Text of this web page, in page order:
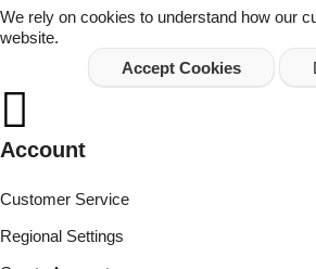
We rely on cookies to understand how our
website.
Accept Cookies
Account
Customer Service
Regional Settings